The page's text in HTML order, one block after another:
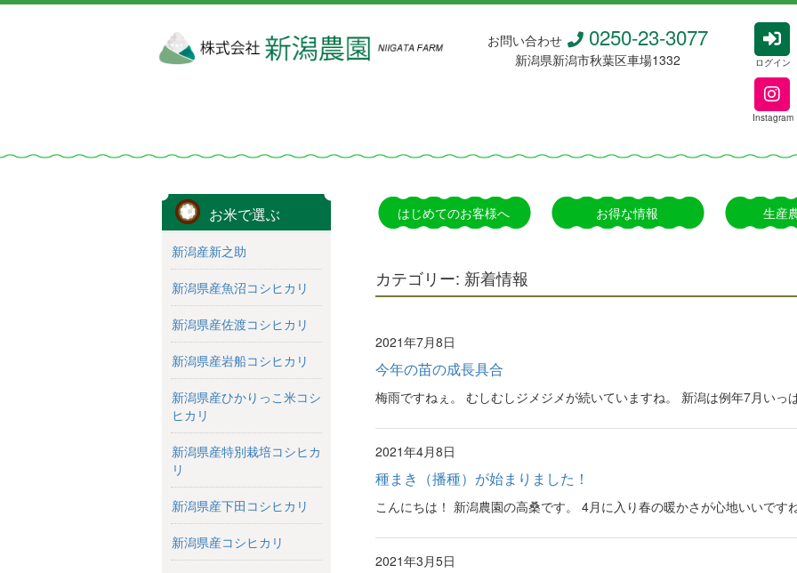
お問い合わせ 0250-23-3077
新潟県新潟市秋葉区車場1332 ログイン
Instagram
はじめてのお客様へ お得な情報 生産
カテゴリー: 新着情報
2021年7月8日
今年の苗の成長具合
梅雨ですねぇ。 むしむしジメジメが続いていますね。 新潟は例年7月いっ
2021年4月8日
種まき（播種）が始まりました！
こんにちは！ 新潟農園の高桑です。 4月に入り春の暖かさが心地いいです
2021年3月5日
お米で選ぶ
新潟産新之助
新潟県産魚沼コシヒカリ
新潟県産佐渡コシヒカリ
新潟県産岩船コシヒカリ
新潟県産ひかりっこ米コシ
ヒカリ
新潟県産特別栽培コシヒカ
リ
新潟県産下田コシヒカリ
新潟県産コシヒカリ